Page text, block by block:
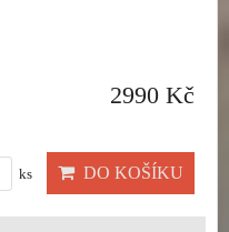
2990 Kč
ks DO KOŠÍKU